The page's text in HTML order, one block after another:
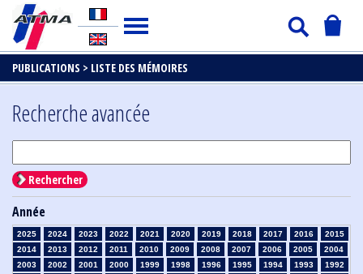
PUBLICATIONS > LISTE DES MÉMOIRES
Recherche avancée
Rechercher
Année
2025 2024 2023 2022 2021 2020 2019 2018 2017 2016
2015
2014
2013 2012 2011 2010 2009 2008 2007 2006 2005
2004
2003
2002 2001 2000 1999 1998 1996 1995 1994 1993
1992